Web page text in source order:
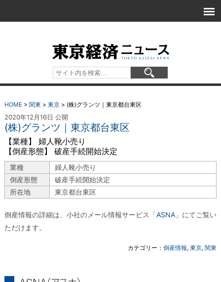
HOME> 関東 > 東京> (株)グランツ｜東京都台東区
2020年12月16日 公開
(株)グランツ｜東京都台東区
【業種】 婦人靴小売り
【倒産形態】 破産手続開始決定
業種
婦人靴小売り
倒産形態
破産手続開始決定
所在地
東京都台東区
倒産情報の詳細は、小社のメール情報サービス「ASNA 」にてご覧い
ただけます。
カテゴリー：倒産情報,東京,関東